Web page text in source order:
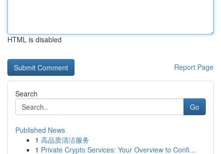
HTML is disabled
Report Page
Search
Go
Published News
1 高品质清洁服务
1 Private Crypto Services: Your Overview to Confi...